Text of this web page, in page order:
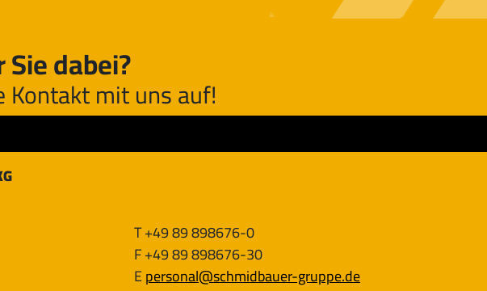
dabei?
Kontakt mit uns auf!
T +49 89 898676-0
F +49 89 898676-30
Epersonal@schmidbauer-gruppe.de